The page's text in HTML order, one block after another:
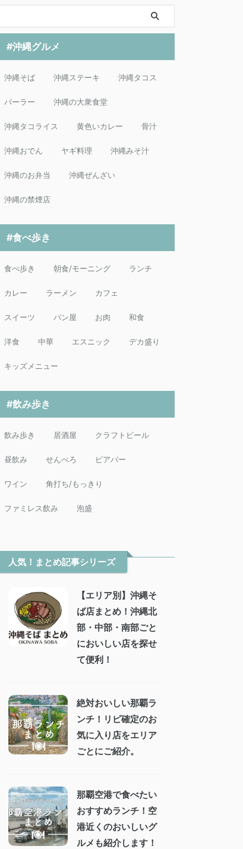
#沖縄グルメ
沖縄そば 沖縄ステーキ 沖縄タコス
パーラー 沖縄の大衆食堂
沖縄タコライス 黄色いカレー 骨汁
沖縄おでん ヤギ料理 沖縄みそ汁
沖縄のお弁当 沖縄ぜんざい
沖縄の禁煙店
#食べ歩き
食べ歩き 朝食/モーニング ランチ
カレー ラーメン カフェ
スイーツ パン屋 お肉 和食
洋食 中華 エスニック デカ盛り
キッズメニュー
#飲み歩き
飲み歩き 居酒屋 クラフトビール
昼飲み せんべろ ビアバー
ワイン 角打ち/もっきり
ファミレス飲み 泡盛
人気！まとめ記事シリーズ
【エリア別】沖縄そ
ば店まとめ！沖縄北
部・中部・南部ごと
においしい店を探せ
て便利！
絶対おいしい那覇ラ
ンチ！リピ確定のお
気に入り店をエリア
ごとにご紹介。
那覇空港で食べたい
おすすめランチ！空
港近くのおいしいグ
ルメも紹介します！